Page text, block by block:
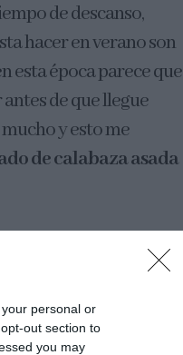
personal or
out section to
you may
de descanso,
hacer en verano son
esta época parece que
de que llegue
y esto me
de calabaza asada
ovación, hasta que
En absoluto llegas a